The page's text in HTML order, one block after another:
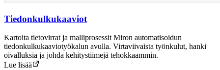
Tiedonkulkukaaviot
Kartoita tietovirrat ja malliprosessit Miron automatisoidun
tiedonkulkukaaviotyökalun avulla. Virtaviivaista työnkulut, hanki
oivalluksia ja johda kehitystiimejä tehokkaammin.
Lue lisää